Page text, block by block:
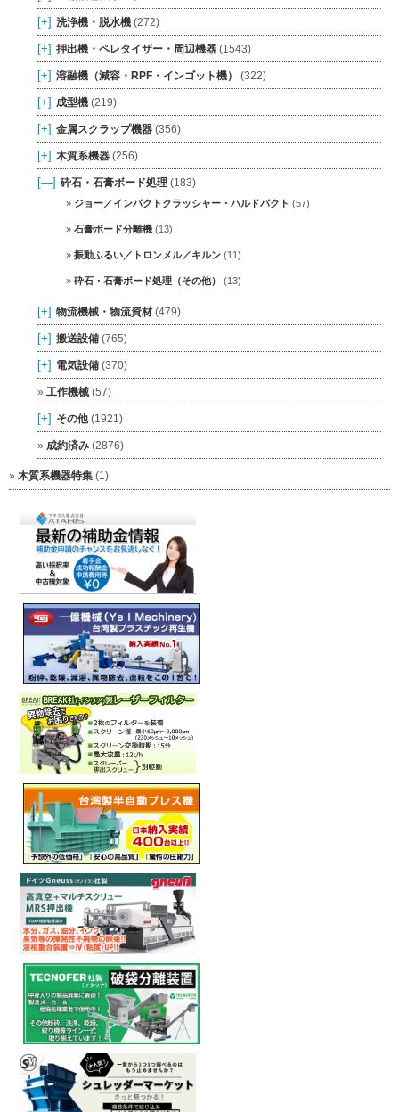
[+] 洗浄機・脱水機 (272)
[+] 押出機・ペレタイザー・周辺機器 (1543)
[+] 溶融機（減容・RPF・インゴット機） (322)
[+] 成型機 (219)
[+] 金属スクラップ機器 (356)
[+] 木質系機器 (256)
[—] 砕石・石膏ボード処理 (183)
ジョー／インパクトクラッシャー・ハルドパクト (57)
石膏ボード分離機 (13)
振動ふるい／トロンメル／キルン (11)
砕石・石膏ボード処理（その他） (13)
[+] 物流機械・物流資材 (479)
[+] 搬送設備 (765)
[+] 電気設備 (370)
工作機械 (57)
[+] その他(1921)
成約済み (2876)
木質系機器特集 (1)